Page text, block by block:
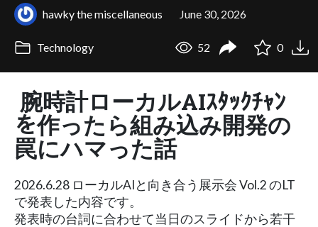
hawky the miscellaneous June 30, 2026
Technology 52 0
腕時計ローカルAIｽﾀｯｸﾁｬﾝ
を作ったら組み込み開発の
罠にハマった話
2026.6.28 ローカルAIと向き合う展⽰会 Vol.2 のLT
で発表した内容です。
発表時の台詞に合わせて当日のスライドから若干